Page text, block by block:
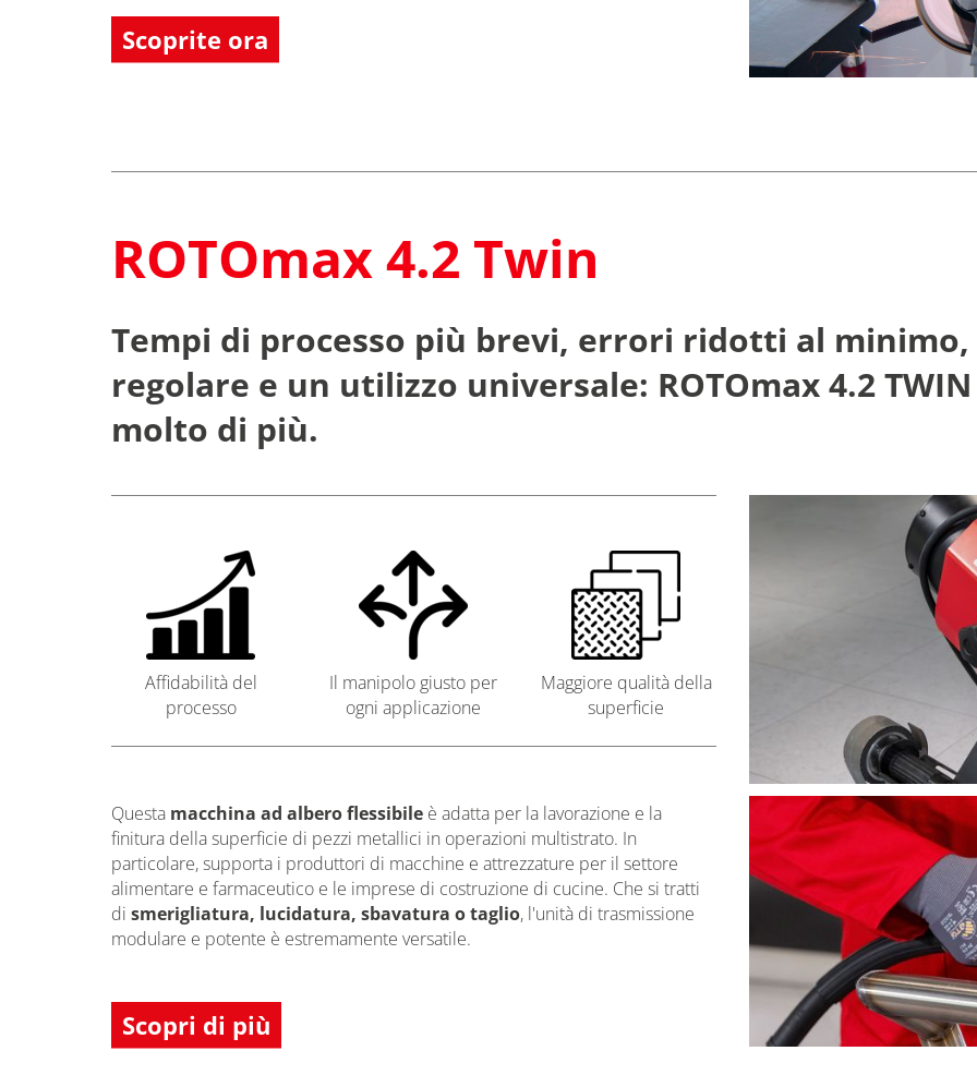
Scoprite ora
ROTOmax 4.2 Twin
Tempi di processo più brevi, errori ridotti al
regolare e un utilizzo universale: ROTOmax 4.2
molto di più.
Affidabilità del
processo
Il manipolo giusto per
ogni applicazione
Maggiore qualità della
superficie
Questa macchina ad albero flessibile è adatta per la lavorazione e la
finitura della superficie di pezzi metallici in operazioni multistrato. In
particolare, supporta i produttori di macchine e attrezzature per il settore
alimentare e farmaceutico e le imprese di costruzione di cucine. Che si tratti
di smerigliatura, lucidatura, sbavatura o taglio, l'unità di trasmissione
modulare e potente è estremamente versatile.
Scopri di più